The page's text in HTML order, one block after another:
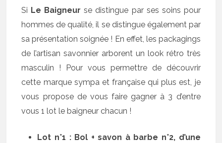
Si Le Baigneur se distingue par ses soins pour
hommes de qualité, il se distingue également par
sa présentation soignée ! En effet, les packagings
de l’artisan savonnier arborent un look rétro très
masculin ! Pour vous permettre de découvrir
cette marque sympa et française qui plus est, je
vous propose de vous faire gagner à 3 d’entre
vous 1 lot le baigneur chacun !
Lot n°1 : Bol + savon à barbe n°2, d’une